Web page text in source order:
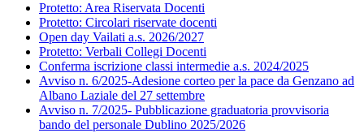
Protetto: Area Riservata Docenti
Protetto: Circolari riservate docenti
Open day Vailati a.s. 2026/2027
Protetto: Verbali Collegi Docenti
Conferma iscrizione classi intermedie a.s. 2024/2025
Avviso n. 6/2025-Adesione corteo per la pace da Genzano ad
Albano Laziale del 27 settembre
Avviso n. 7/2025- Pubblicazione graduatoria provvisoria
bando del personale Dublino 2025/2026